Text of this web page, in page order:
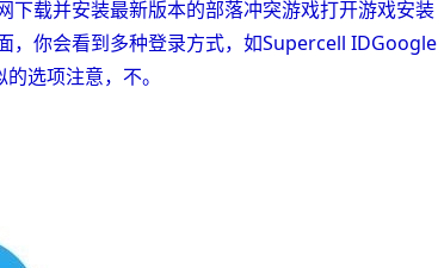
载并安装最新版本的部落冲突游戏打开游戏安装
，你会看到多种登录方式，如Supercell IDGoogle
选项注意，不。